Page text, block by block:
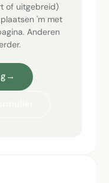
of uitgebreid)
'm met
Anderen
→